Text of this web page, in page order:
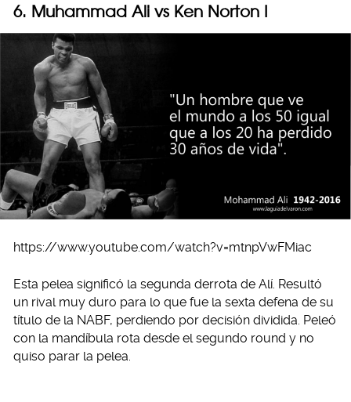
6. Muhammad Ali vs Ken Norton I
https://www.youtube.com/watch?v=mtnpVwFMiac
Esta pelea significó la segunda derrota de Alí. Resultó
un rival muy duro para lo que fue la sexta defena de su
título de la NABF, perdiendo por decisión dividida. Peleó
con la mandíbula rota desde el segundo round y no
quiso parar la pelea.